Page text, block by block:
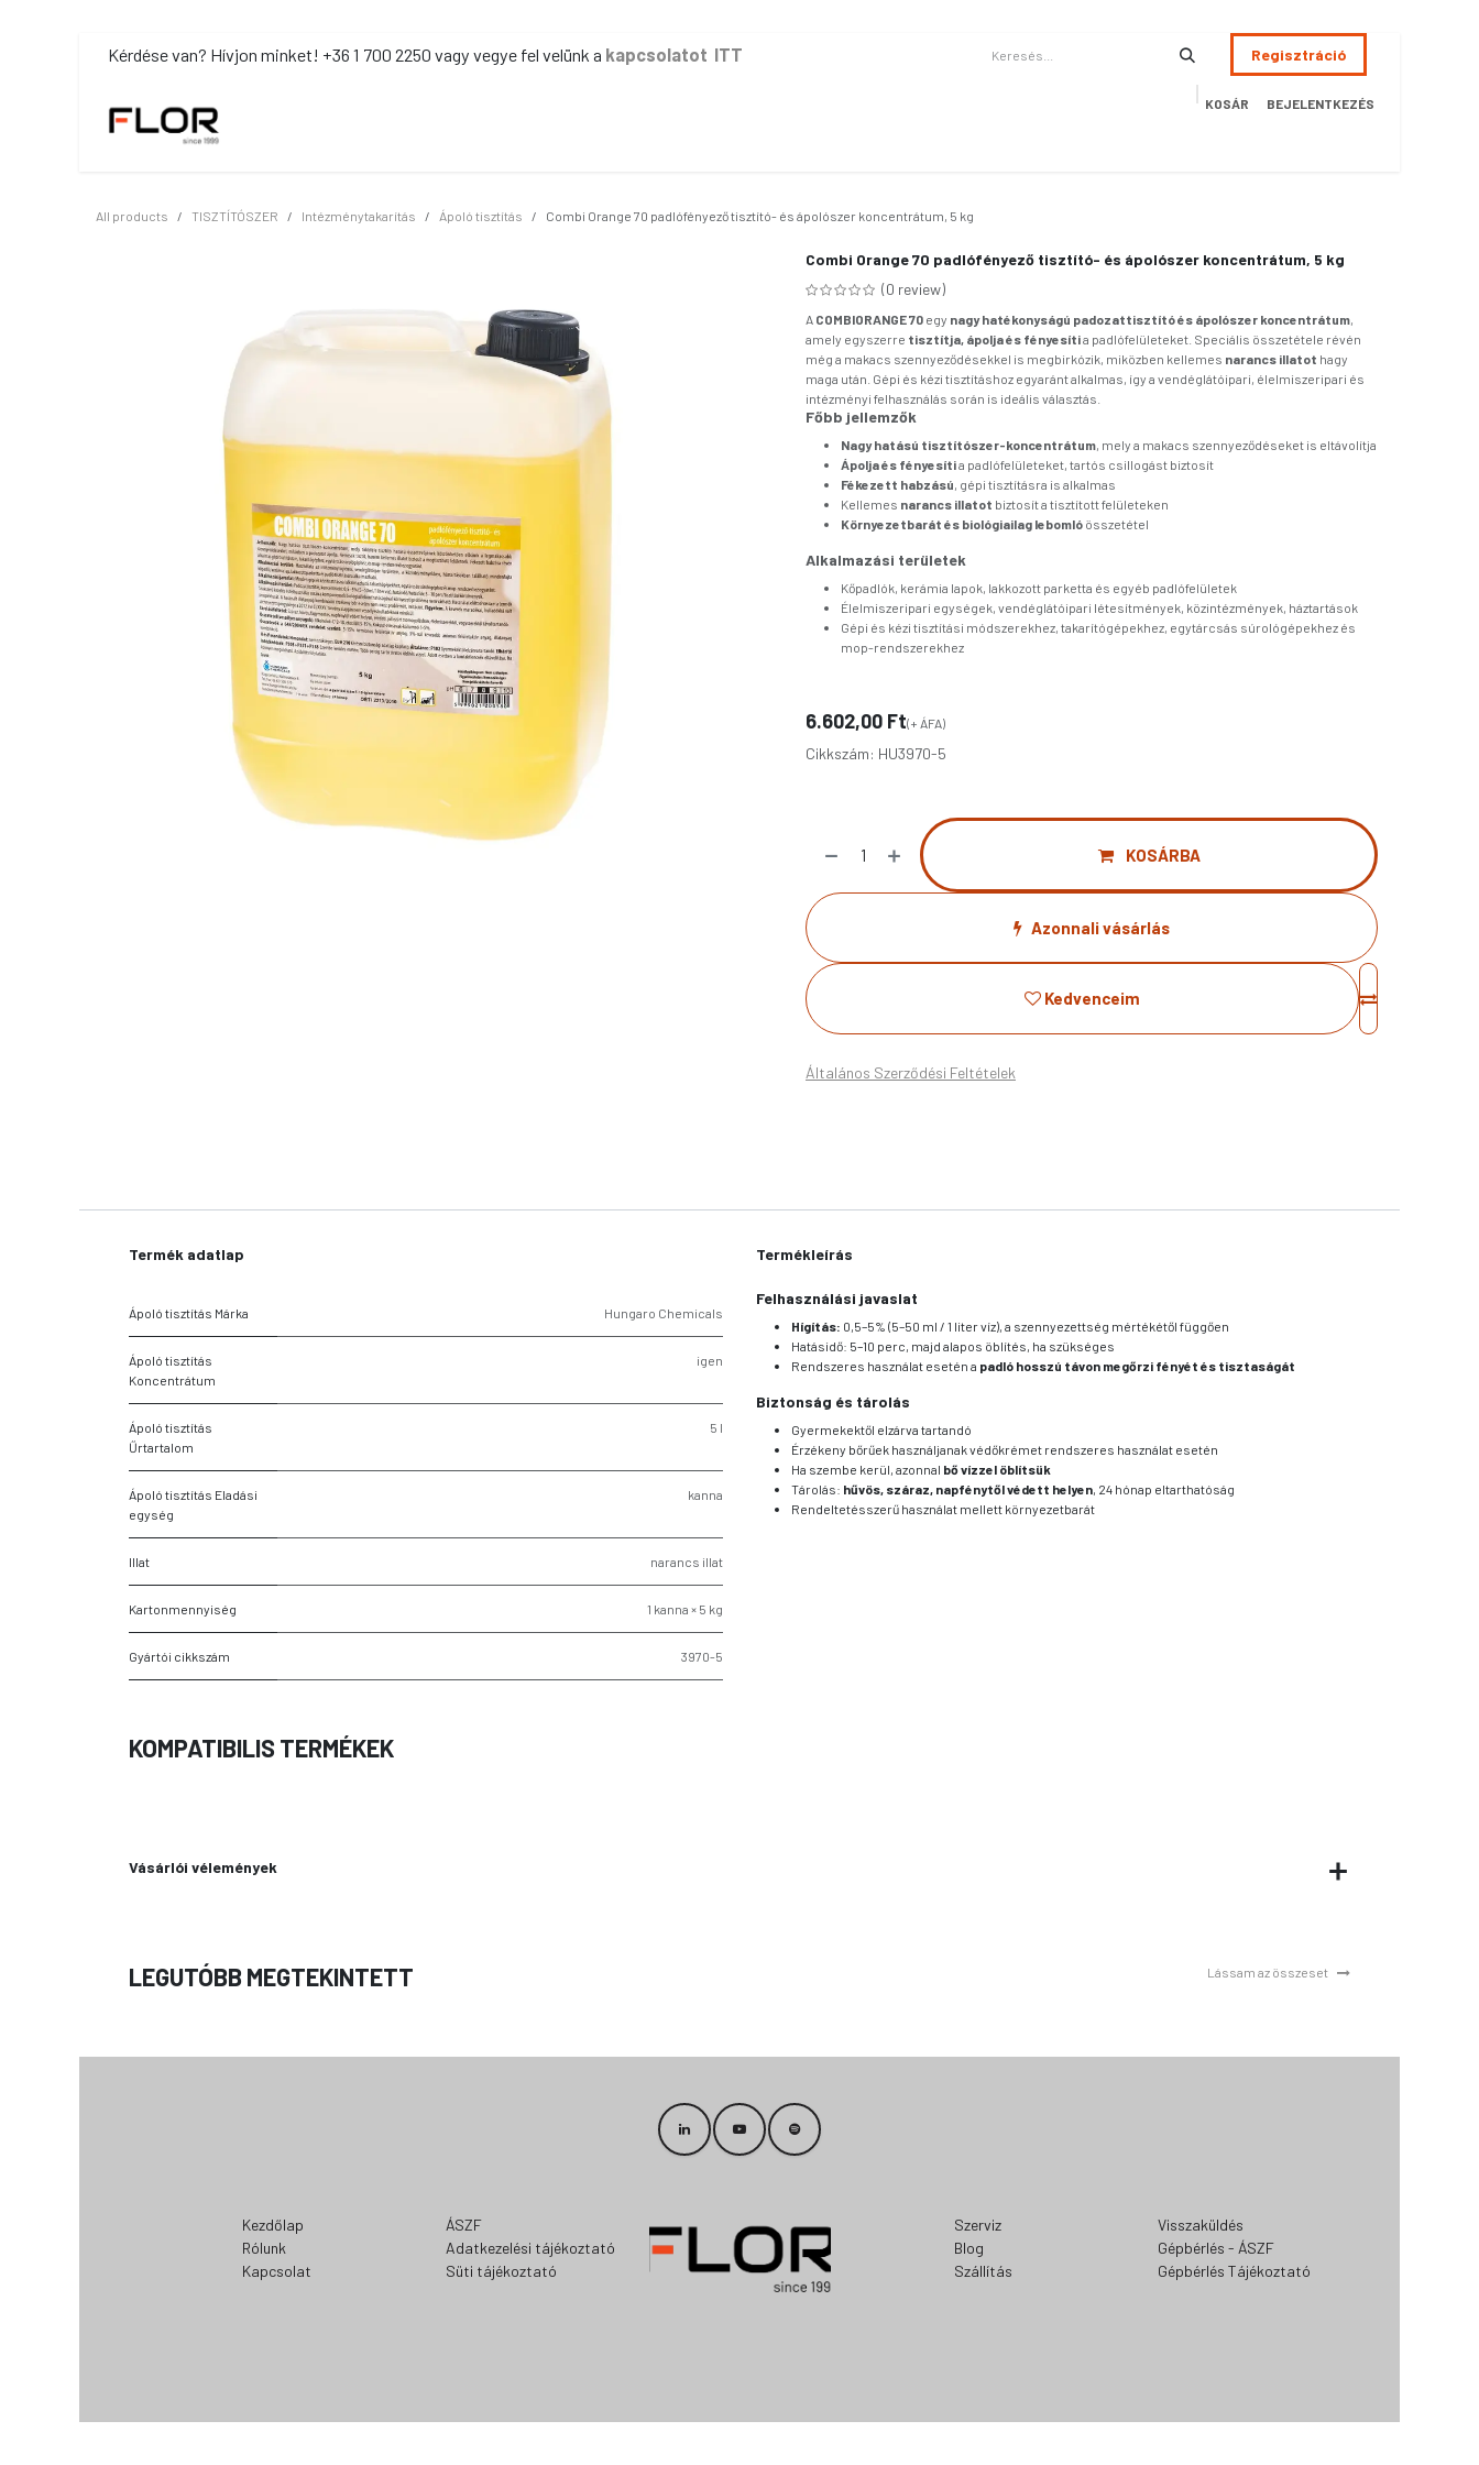
​Kérdése van? Hívjon minket! +36 1 700 2250 vagy vegye fel velünk a kapcsolatot ITT Regisztráció
KOSÁR BEJELENTKEZÉS
All products TISZTÍTÓSZER Intézménytakarítás Ápoló tisztítás Combi Orange 70 padlófényező tisztító- és ápolószer koncentrátum, 5 kg
Combi Orange 70 padlófényező tisztító- és ápolószer koncentrátum, 5 kg
(0 review)
A COMBIORANGE 70 egy nagy hatékonyságú padozattisztító és ápolószer koncentrátum,
amely egyszerre tisztítja, ápolja és fényesítia padlófelületeket. Speciális összetétele révén
még a makacs szennyeződésekkel is megbirkózik, miközben kellemes narancs illatot hagy
maga után. Gépi és kézi tisztításhoz egyaránt alkalmas, így a vendéglátóipari, élelmiszeripari és
intézményi felhasználás során is ideális választás.
Főbb jellemzők
Nagy hatású tisztítószer-koncentrátum, mely a makacs szennyeződéseket is eltávolítja
Ápolja és fényesítia padlófelületeket, tartós csillogást biztosít
Fékezett habzású, gépi tisztításra is alkalmas
Kellemes narancs illatot biztosít a tisztított felületeken
Környezetbarát és biológiailag lebomló összetétel
Alkalmazási területek
Kőpadlók, kerámia lapok, lakkozott parketta és egyéb padlófelületek
Élelmiszeripari egységek, vendéglátóipari létesítmények, közintézmények, háztartások
Gépi és kézi tisztítási módszerekhez, takarítógépekhez, egytárcsás súrológépekhez és
mop-rendszerekhez
6.602,00 Ft(+ ÁFA)
Cikkszám: HU3970-5
KOSÁRBA
Azonnali vásárlás
Kedvenceim
Általános Szerződési Feltételek
Termék adatlap
Ápoló tisztítás Márka Hungaro Chemicals
Ápoló tisztítás
Koncentrátum
igen
Ápoló tisztítás
Űrtartalom
5 l
Ápoló tisztítás Eladási
egység
kanna
Illat narancs illat
Kartonmennyiség 1 kanna × 5 kg
Gyártói cikkszám 3970-5
Termékleírás
Felhasználási javaslat
Hígítás: 0,5–5% (5–50 ml / 1 liter víz), a szennyezettség mértékétől függően
Hatásidő: 5–10 perc, majd alapos öblítés, ha szükséges
Rendszeres használat esetén a padló hosszú távon megőrzi fényét és tisztaságát
Biztonság és tárolás
Gyermekektől elzárva tartandó
Érzékeny bőrűek használjanak védőkrémet rendszeres használat esetén
Ha szembe kerül, azonnal bő vízzel öblítsük
Tárolás: hűvös, száraz, napfénytől védett helyen , 24 hónap eltarthatóság
Rendeltetésszerű használat mellett környezetbarát
KOMPATIBILIS TERMÉKEK
Vásárlói vélemények
LEGUTÓBB MEGTEKINTETT Lássam az összeset
Kezdőlap
Rólunk
Kapcsolat
Szerviz
Blog
Szállítás
ÁSZF
Adatkezelési tájékoztató
Süti tájékoztató
Visszaküldés
Gépbérlés - ÁSZF
Gépbérlés Tájékoztató